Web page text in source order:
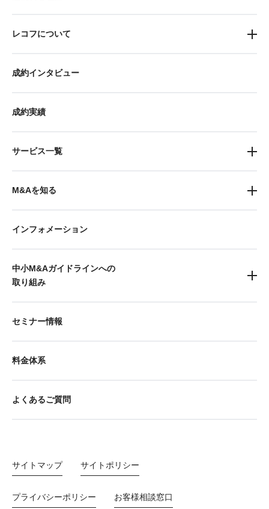
レコフについて
成約インタビュー
成約実績
サービス一覧
M&Aを知る
インフォメーション
中小M&Aガイドラインへの
取り組み
セミナー情報
料金体系
よくあるご質問
サイトマップ サイトポリシー
プライバシーポリシー お客様相談窓口